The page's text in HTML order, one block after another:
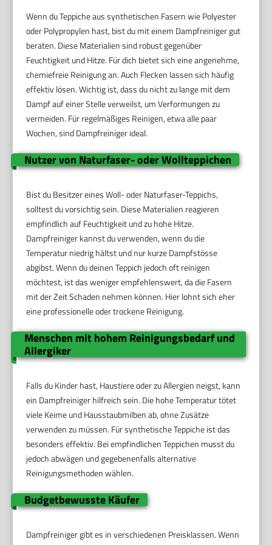
Wenn du Teppiche aus synthetischen Fasern wie Polyester
oder Polypropylen hast, bist du mit einem Dampfreiniger gut
beraten. Diese Materialien sind robust gegenüber
Feuchtigkeit und Hitze. Für dich bietet sich eine angenehme,
chemiefreie Reinigung an. Auch Flecken lassen sich häufig
effektiv lösen. Wichtig ist, dass du nicht zu lange mit dem
Dampf auf einer Stelle verweilst, um Verformungen zu
vermeiden. Für regelmäßiges Reinigen, etwa alle paar
Wochen, sind Dampfreiniger ideal.
Nutzer von Naturfaser- oder Wollteppichen
Bist du Besitzer eines Woll- oder Naturfaser-Teppichs,
solltest du vorsichtig sein. Diese Materialien reagieren
empfindlich auf Feuchtigkeit und zu hohe Hitze.
Dampfreiniger kannst du verwenden, wenn du die
Temperatur niedrig hältst und nur kurze Dampfstösse
abgibst. Wenn du deinen Teppich jedoch oft reinigen
möchtest, ist das weniger empfehlenswert, da die Fasern
mit der Zeit Schaden nehmen können. Hier lohnt sich eher
eine professionelle oder trockene Reinigung.
Menschen mit hohem Reinigungsbedarf und
Allergiker
Falls du Kinder hast, Haustiere oder zu Allergien neigst, kann
ein Dampfreiniger hilfreich sein. Die hohe Temperatur tötet
viele Keime und Hausstaubmilben ab, ohne Zusätze
verwenden zu müssen. Für synthetische Teppiche ist das
besonders effektiv. Bei empfindlichen Teppichen musst du
jedoch abwägen und gegebenenfalls alternative
Reinigungsmethoden wählen.
Budgetbewusste Käufer
Dampfreiniger gibt es in verschiedenen Preisklassen. Wenn